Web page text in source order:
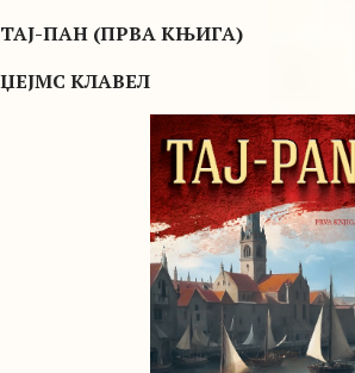
ТАЈ-ПАН (ПРВА КЊИГА)
ЏЕЈМС КЛАВЕЛ